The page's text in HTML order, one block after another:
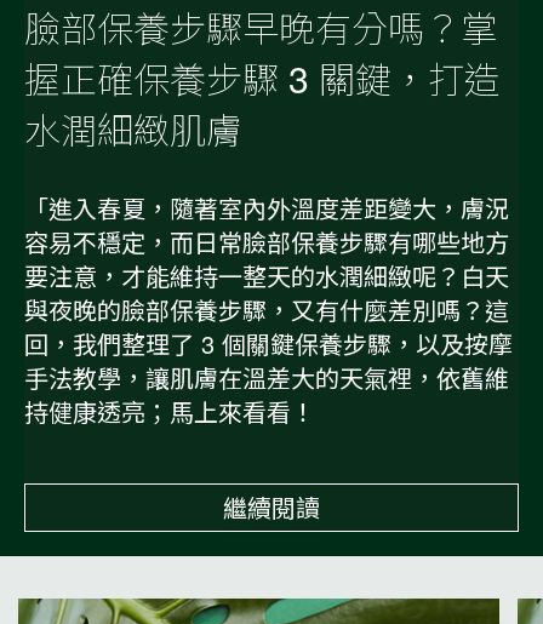
臉部保養步驟早晚有分嗎？掌
握正確保養步驟 3 關鍵，打造
水潤細緻肌膚
「進入春夏，隨著室內外溫度差距變大，膚況
容易不穩定，而日常臉部保養步驟有哪些地方
要注意，才能維持一整天的水潤細緻呢？白天
與夜晚的臉部保養步驟，又有什麼差別嗎？這
回，我們整理了 3 個關鍵保養步驟，以及按摩
手法教學，讓肌膚在溫差大的天氣裡，依舊維
持健康透亮；馬上來看看！
繼續閱讀